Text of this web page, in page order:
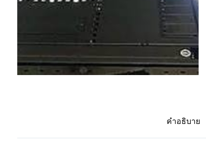
คำอธิบาย